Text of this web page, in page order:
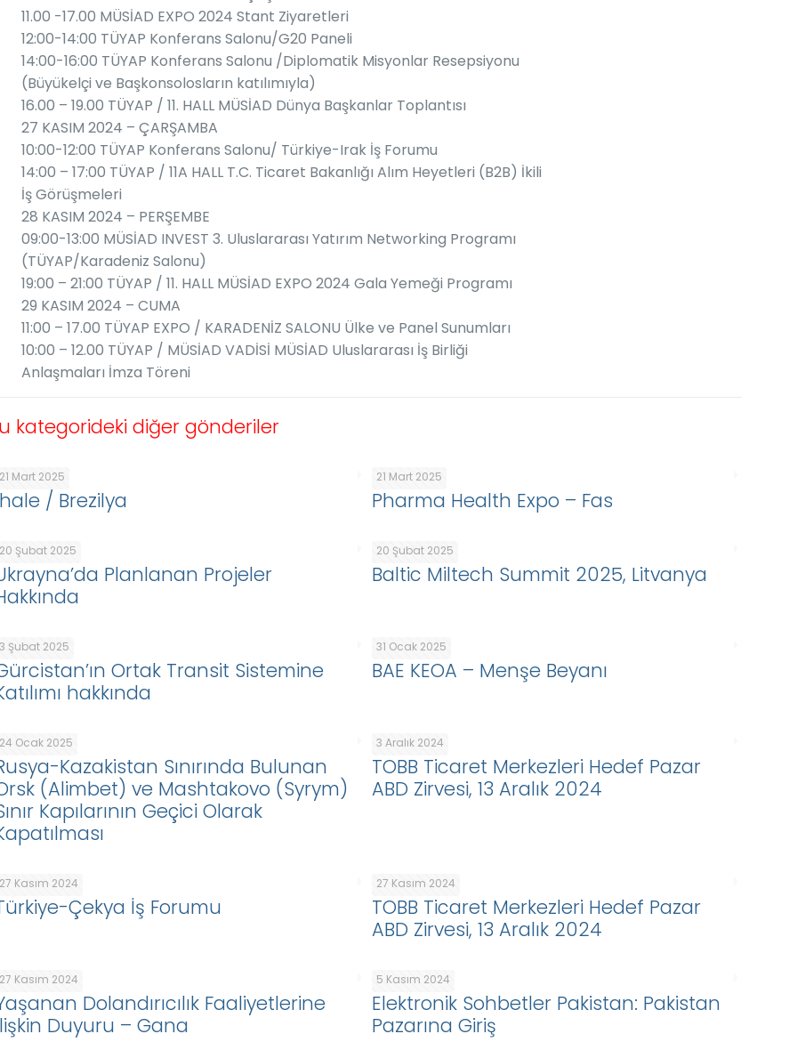
11.00 -17.00 MÜSİAD EXPO 2024 Stant Ziyaretleri
12:00-14:00 TÜYAP Konferans Salonu/G20 Paneli
14:00-16:00 TÜYAP Konferans Salonu /Diplomatik Misyonlar Resepsiyonu
(Büyükelçi ve Başkonsolosların katılımıyla)
16.00 – 19.00 TÜYAP / 11. HALL MÜSİAD Dünya Başkanlar Toplantısı
27 KASIM 2024 – ÇARŞAMBA
10:00-12:00 TÜYAP Konferans Salonu/ Türkiye-Irak İş Forumu
14:00 – 17:00 TÜYAP / 11A HALL T.C. Ticaret Bakanlığı Alım Heyetleri (B2B) İkili
İş Görüşmeleri
28 KASIM 2024 – PERŞEMBE
09:00-13:00 MÜSİAD INVEST 3. Uluslararası Yatırım Networking Programı
(TÜYAP/Karadeniz Salonu)
19:00 – 21:00 TÜYAP / 11. HALL MÜSİAD EXPO 2024 Gala Yemeği Programı
29 KASIM 2024 – CUMA
11:00 – 17.00 TÜYAP EXPO / KARADENİZ SALONU Ülke ve Panel Sunumları
10:00 – 12.00 TÜYAP / MÜSİAD VADİSİ MÜSİAD Uluslararası İş Birliği
Anlaşmaları İmza Töreni
kategorideki diğer gönderiler
21 Mart 2025
/ Brezilya
21 Mart 2025
Pharma Health Expo – Fas
20 Şubat 2025
Planlanan Projeler
20 Şubat 2025
Baltic Miltech Summit 2025, Litvanya
3 Şubat 2025
Ortak Transit Sistemine
hakkında
31 Ocak 2025
BAE KEOA – Menşe Beyanı
24 Ocak 2025
Kazakistan Sınırında Bulunan
(Alimbet) ve Mashtakovo (Syrym)
Kapılarının Geçici Olarak
3 Aralık 2024
TOBB Ticaret Merkezleri Hedef Pazar
ABD Zirvesi, 13 Aralık 2024
27 Kasım 2024
Çekya İş Forumu
27 Kasım 2024
TOBB Ticaret Merkezleri Hedef Pazar
ABD Zirvesi, 13 Aralık 2024
27 Kasım 2024
Dolandırıcılık Faaliyetlerine
Duyuru – Gana
5 Kasım 2024
Elektronik Sohbetler Pakistan: Pakistan
Pazarına Giriş